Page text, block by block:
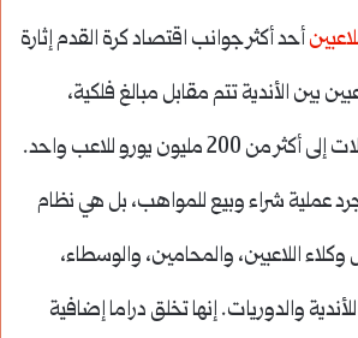
أحد أكثر جوانب اقتصاد كرة القدم إثارة
بين الأندية تتم مقابل مبالغ فلكية،
وصلت في بعض الحالات إلى أكثر من 200 مليون يورو للاعب واحد.
عملية شراء وبيع للمواهب، بل هي نظام
اللاعبين، والمحامين، والوسطاء،
والدوريات. إنها تخلق دراما إضافية